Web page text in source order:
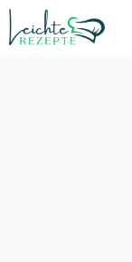
Zum
Inhalt